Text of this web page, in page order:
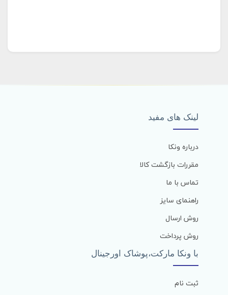
لینک های مفید
درباره ونکا
مقررات بازگشت کالا
تماس با ما
راهنمای سایز
روش ارسال
روش پرداخت
با ونکا مارکت،پوشاک اورجینال
ثبت نام